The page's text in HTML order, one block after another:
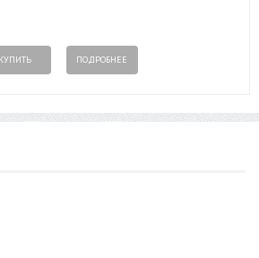
КУПИТЬ ПОДРОБНЕЕ